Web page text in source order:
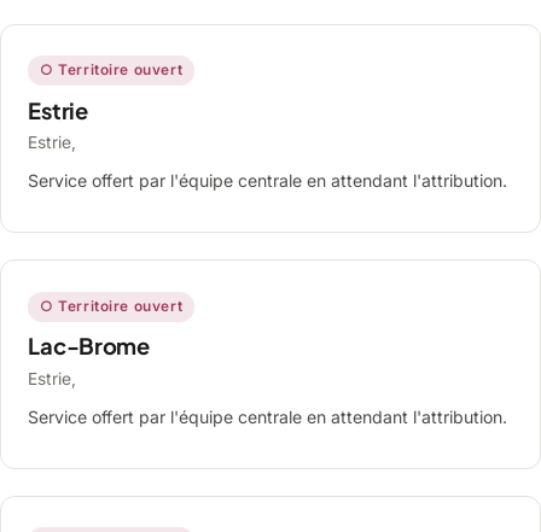
○ Territoire ouvert
Estrie
Estrie,
Service offert par l'équipe centrale en attendant l'attribution.
○ Territoire ouvert
Lac-Brome
Estrie,
Service offert par l'équipe centrale en attendant l'attribution.